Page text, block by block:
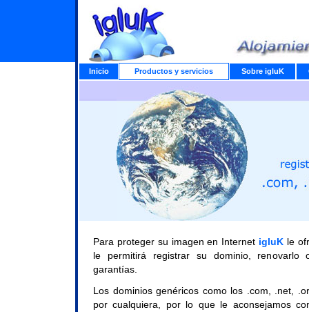
Para proteger su imagen en Internet igluK le
le permitirá registrar su dominio, renovarlo
garantías.
Los dominios genéricos como los .com, .net,
por cualquiera, por lo que le aconsejamos
Inicio Productos y servicios Sobre igluK